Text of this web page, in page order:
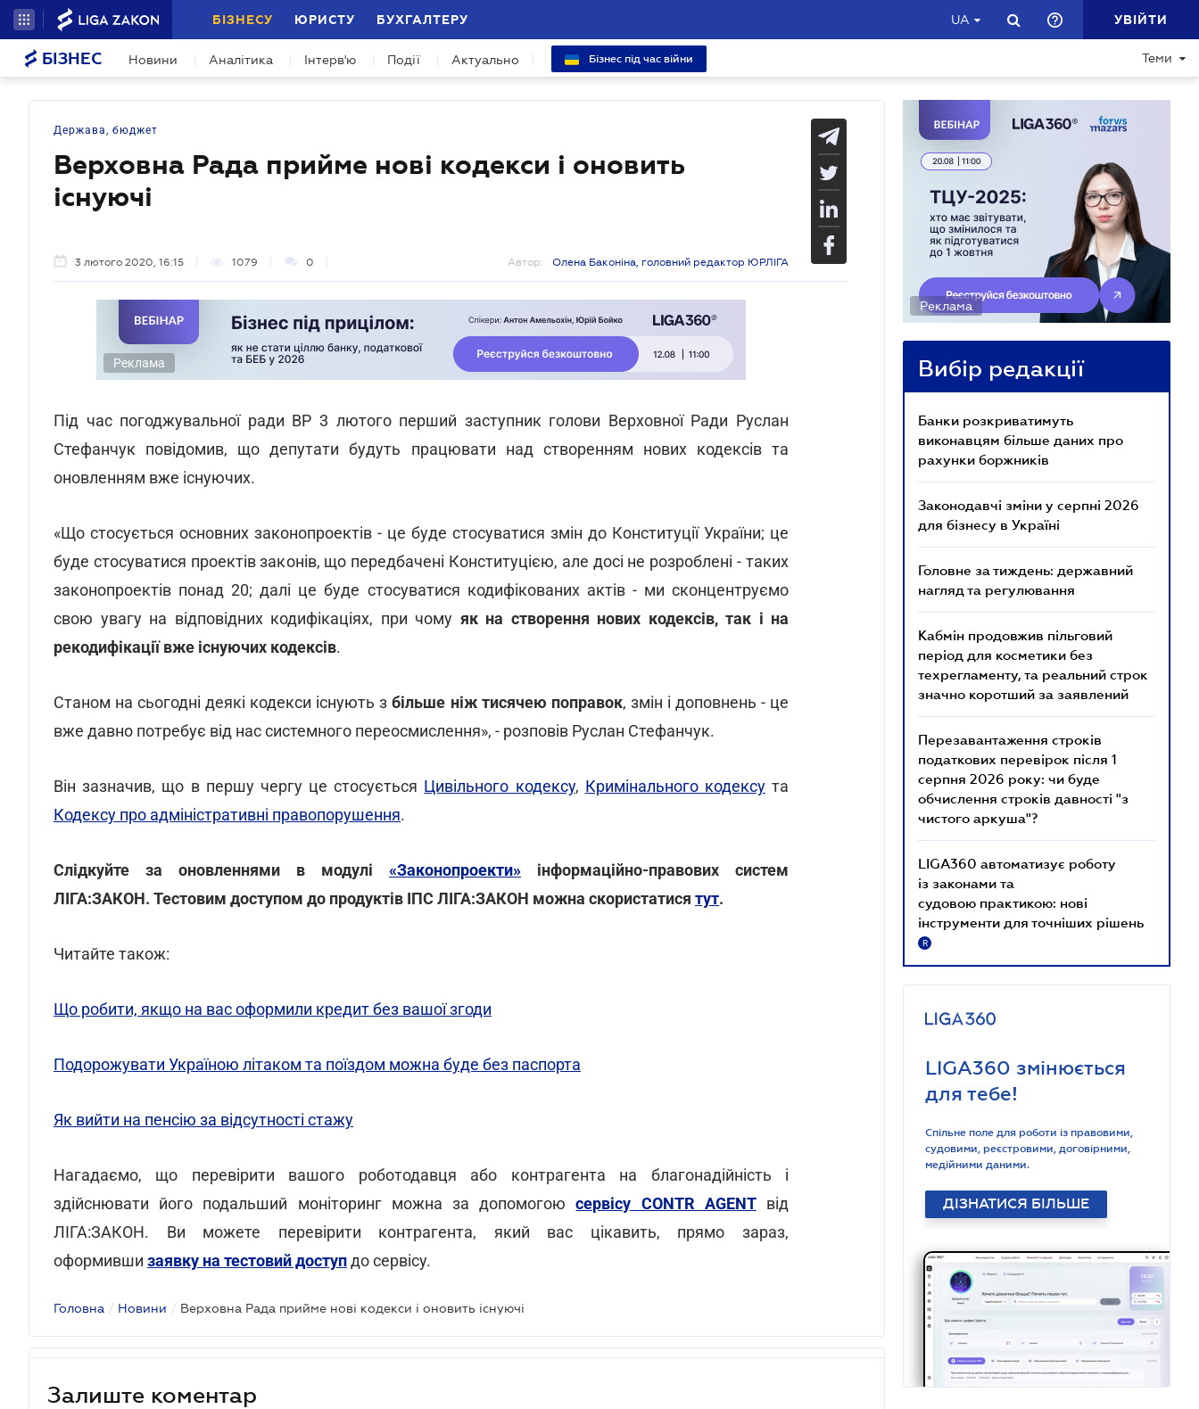
БІЗНЕСУ ЮРИСТУ БУХГАЛТЕРУ UA УВІЙТИ
БІЗНЕС Новини Аналітика Інтерв'ю Події Актуально Бізнес під час війни Теми
Держава, бюджет
Верховна Рада прийме нові кодекси і оновить
існуючі
3 лютого 2020, 16:15 1079 0 Автор: Олена Баконіна, головний редактор ЮРЛІГА
Реклама
Під час погоджувальної ради ВР 3 лютого перший заступник голови Верховної Ради Руслан
Стефанчук повідомив, що депутати будуть працювати над створенням нових кодексів та
оновленням вже існуючих.
«Що стосується основних законопроектів - це буде стосуватися змін до Конституції України; це
буде стосуватися проектів законів, що передбачені Конституцією, але досі не розроблені - таких
законопроектів понад 20; далі це буде стосуватися кодифікованих актів - ми сконцентруємо
свою увагу на відповідних кодифікаціях, при чому як на створення нових кодексів, так і на
рекодифікації вже існуючих кодексів.
Станом на сьогодні деякі кодекси існують збільше ніж тисячею поправок, змін і доповнень - це
вже давно потребує від нас системного переосмислення», - розповів Руслан Стефанчук.
Він зазначив, що в першу чергу це стосується Цивільного кодексу, Кримінального кодексута
Кодексу про адміністративні правопорушення.
Слідкуйте за оновленнями в модулі «Законопроекти» інформаційно-правових систем
ЛІГА:ЗАКОН. Тестовим доступом до продуктів ІПС ЛІГА:ЗАКОН можна скористатися тут.
Читайте також:
Що робити, якщо на вас оформили кредит без вашої згоди
Подорожувати Україною літаком та поїздом можна буде без паспорта
Як вийти на пенсію за відсутності стажу
Нагадаємо, що перевірити вашого роботодавця або контрагента на благонадійність і
здійснювати його подальший моніторинг можна за допомогоюсервісу CONTR AGENTвід
ЛІГА:ЗАКОН. Ви можете перевірити контрагента, який вас цікавить, прямо зараз,
оформивши заявку на тестовий доступдо сервісу.
Головна / Новини / Верховна Рада прийме нові кодекси і оновить існуючі
Залиште коментар
Реклама
Вибір редакції
Банки розкриватимуть
виконавцям більше даних про
рахунки боржників
Законодавчі зміни у серпні 2026
для бізнесу в Україні
Головне за тиждень: державний
нагляд та регулювання
Кабмін продовжив пільговий
період для косметики без
техрегламенту, та реальний строк
значно коротший за заявлений
Перезавантаження строків
податкових перевірок після 1
серпня 2026 року: чи буде
обчислення строків давності "з
чистого аркуша"?
LIGA360 автоматизує роботу
із законами та
судовою практикою: нові
інструменти для точніших рішень
R
LIGA360 змінюється
для тебе!
Спільне поле для роботи із правовими,
судовими, реєстровими, договірними,
медійними даними.
ДІЗНАТИСЯ БІЛЬШЕ